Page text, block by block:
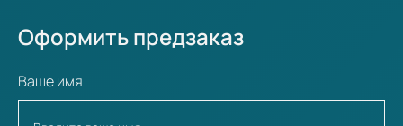
Оформить предзаказ
Ваше имя